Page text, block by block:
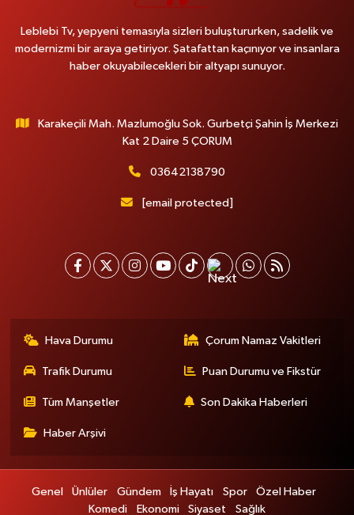
Leblebi Tv, yepyeni temasıyla sizleri buluştururken, sadelik ve
modernizmi bir araya getiriyor. Şatafattan kaçınıyor ve insanlara
haber okuyabilecekleri bir altyapı sunuyor.
Karakeçili Mah. Mazlumoğlu Sok. Gurbetçi Şahin İş Merkezi
Kat 2 Daire 5 ÇORUM
03642138790
[email protected]
Hava Durumu Çorum Namaz Vakitleri
Trafik Durumu Puan Durumu ve Fikstür
Tüm Manşetler Son Dakika Haberleri
Haber Arşivi
Genel Ünlüler Gündem İş Hayatı Spor
Özel Haber
Komedi
Ekonomi Siyaset Sağlık